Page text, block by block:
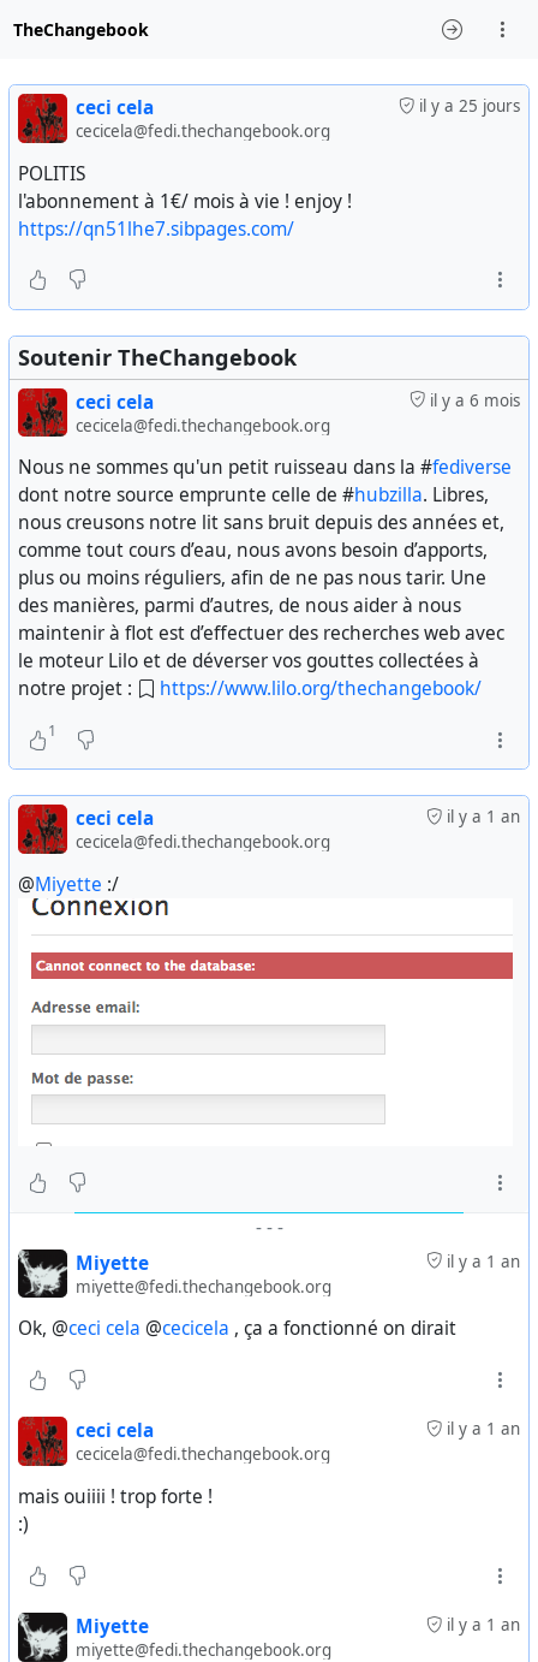
TheChangebook
il y a 25 jours
ceci cela
cecicela@fedi.thechangebook.org
POLITIS
l'abonnement à 1€/ mois à vie ! enjoy !
https://qn51lhe7.sibpages.com/
Soutenir TheChangebook
il y a 6 mois
ceci cela
cecicela@fedi.thechangebook.org
Nous ne sommes qu'un petit ruisseau dans la #fediverse
dont notre source emprunte celle de #hubzilla. Libres,
nous creusons notre lit sans bruit depuis des années et,
comme tout cours d’eau, nous avons besoin d’apports,
plus ou moins réguliers, afin de ne pas nous tarir. Une
des manières, parmi d’autres, de nous aider à nous
maintenir à flot est d’effectuer des recherches web avec
le moteur Lilo et de déverser vos gouttes collectées à
notre projet :
https://www.lilo.org/thechangebook/
1
il y a 1 an
ceci cela
cecicela@fedi.thechangebook.org
@Miyette :/
- - -
il y a 1 an
Miyette
miyette@fedi.thechangebook.org
Ok, @ceci cela @cecicela , ça a fonctionné on dirait
il y a 1 an
ceci cela
cecicela@fedi.thechangebook.org
mais ouiiii ! trop forte !
:)
il y a 1 an
Miyette
miyette@fedi.thechangebook.org